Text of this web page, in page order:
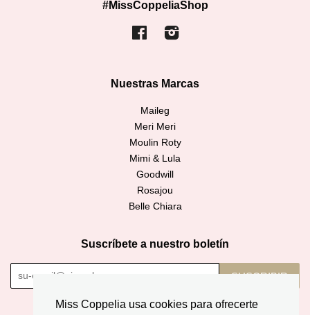
Miss Coppelia usa cookies para ofrecerte
#MissCoppeliaShop
FacebookInstagram
Nuestras Marcas
Maileg
Meri Meri
Moulin Roty
Mimi & Lula
Goodwill
Rosajou
Belle Chiara
Suscríbete a nuestro boletín
SUSCRIBIR